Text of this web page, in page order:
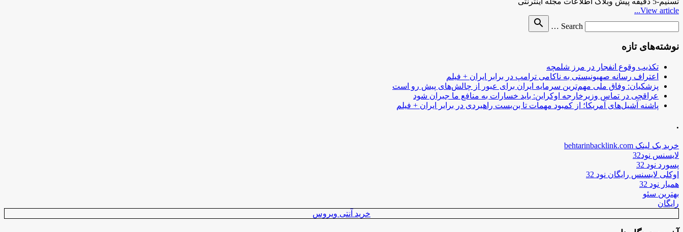
View article...
Search …
search
نوشته‌های تازه
تکذیب وقوع انفجار در مرز شلمچه
اعتراف رسانه صهیونیستی به ناکامی ترامپ در برابر ایران + فیلم
پزشکیان: وفاق ملی مهم‌ترین سرمایه ایران برای عبور از چالش‌های پیش رو است
عراقچی در تماس وزیرخارجه اوکراین: باید خسارات به منافع ما جبران شود
پاشنه آشیل‌های آمریکا؛ از کمبود مهمات تا بن‌بست راهبردی در برابر ایران + فیلم
.
خرید بک لینک behtarinbacklink.com
لایسنس نود32
پسورد نود 32
اوکلی لایسنس رایگان نود 32
همیار نود 32
بهترین سئو
رایگان
خرید آنتی ویروس